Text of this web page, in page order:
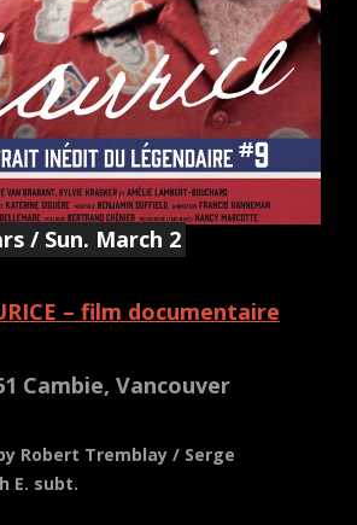
/ Sun. March 2
– film documentaire
Cambie, Vancouver
Robert Tremblay / Serge
E. subt.